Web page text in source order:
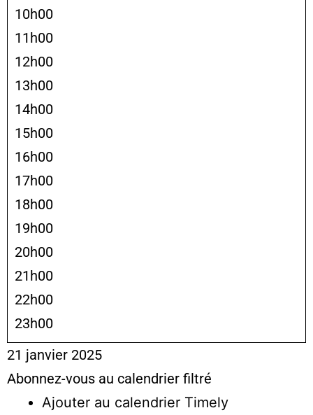
10h00
11h00
12h00
13h00
14h00
15h00
16h00
17h00
18h00
19h00
20h00
21h00
22h00
23h00
21 janvier 2025
Abonnez-vous au calendrier filtré
Ajouter au calendrier Timely